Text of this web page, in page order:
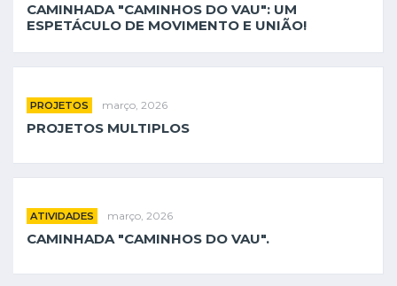
CAMINHADA "CAMINHOS DO VAU": UM
ESPETÁCULO DE MOVIMENTO E UNIÃO!
PROJETOS março, 2026
PROJETOS MULTIPLOS
ATIVIDADES março, 2026
CAMINHADA "CAMINHOS DO VAU".